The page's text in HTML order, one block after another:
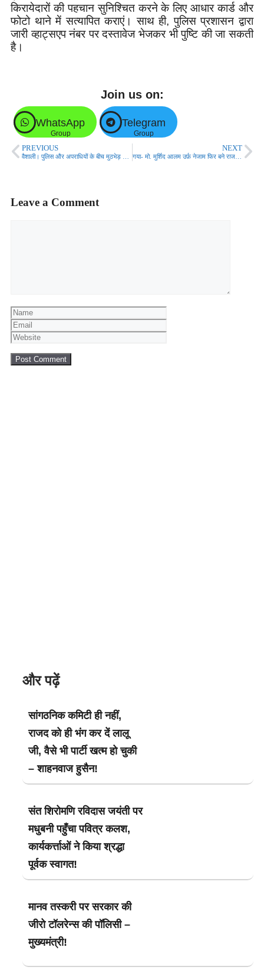
किरायेदारों की पहचान सुनिश्चित करने के लिए आधार कार्ड और
फोटो थाने में सत्यापित कराएं। साथ ही, पुलिस प्रशासन द्वारा
जारी व्हाट्सएप नंबर पर दस्तावेज भेजकर भी पुष्टि की जा सकती
है।
Join us on:
WhatsApp
Group
Telegram
Group
PREVIOUS
NEXT
गया- मो. मुर्शिद आलम उर्फ़ नेजाम फिर बने राजद के जिलाध्यक्ष!
Leave a Comment
और पढ़ें
सांगठनिक कमिटी ही नहीं,
राजद को ही भंग कर दें लालू
जी, वैसे भी पार्टी खत्म हो चुकी
– शाहनवाज हुसैन!
संत शिरोमणि रविदास जयंती पर
मधुबनी पहुँचा पवित्र कलश,
कार्यकर्त्ताओं ने किया श्रद्धा
पूर्वक स्वागत!
मानव तस्करी पर सरकार की
जीरो टॉलरेन्स की पॉलिसी –
मुख्यमंत्री!